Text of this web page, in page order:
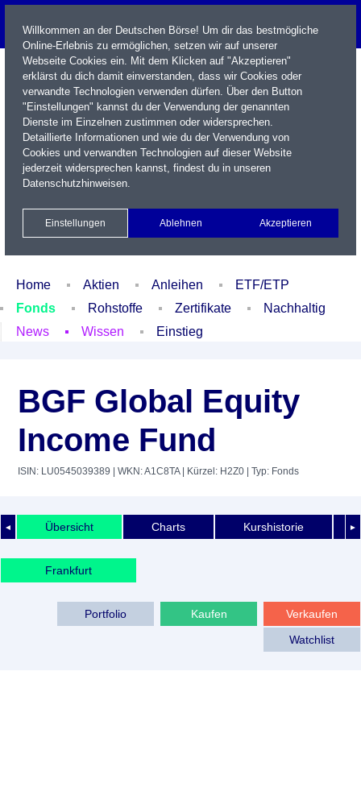
Name / WKN / ISIN / Kürzel
Xetra Realtime
Watchlist Portfolio Login
Home Aktien Anleihen
ETF/ETP
Fonds
Rohstoffe Zertifikate
Nachhaltig
News
Wissen Einstieg
BGF Global Equity
Income Fund
ISIN: LU0545039389 | WKN: A1C8TA| Kürzel: H2Z0 | Typ: Fonds
◄ ►
Übersicht Charts Kurshistorie
Frankfurt
Verkaufen
Kaufen
Portfolio
Watchlist
Willkommen an der Deutschen Börse! Um dir das bestmögliche
Online-Erlebnis zu ermöglichen, setzen wir auf unserer
Webseite Cookies ein. Mit dem Klicken auf "Akzeptieren"
erklärst du dich damit einverstanden, dass wir Cookies oder
verwandte Technologien verwenden dürfen. Über den Button
"Einstellungen" kannst du der Verwendung der genannten
Dienste im Einzelnen zustimmen oder widersprechen.
Detaillierte Informationen und wie du der Verwendung von
Cookies und verwandten Technologien auf dieser Website
jederzeit widersprechen kannst, findest du in unseren
Datenschutzhinweisen.
Einstellungen Ablehnen Akzeptieren